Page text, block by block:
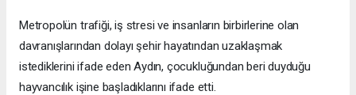
Metropolün trafiği, iş stresi ve insanların birbirlerine olan
davranışlarından dolayı şehir hayatından uzaklaşmak
istediklerini ifade eden Aydın, çocukluğundan beri duyduğu
hayvancılık işine başladıklarını ifade etti.